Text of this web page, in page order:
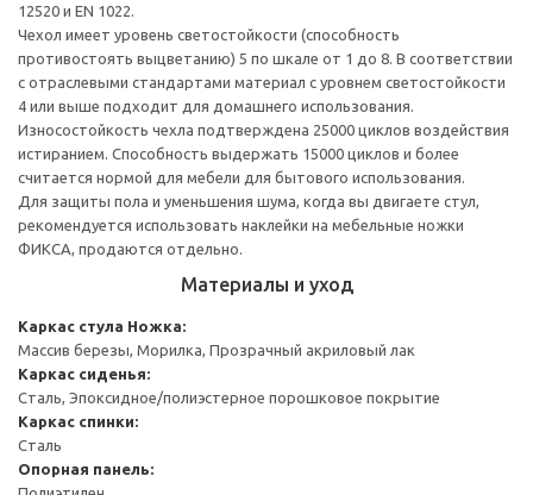
12520 и EN 1022.
Чехол имеет уровень светостойкости (способность
противостоять выцветанию) 5 по шкале от 1 до 8. В соответствии
с отраслевыми стандартами материал с уровнем светостойкости
4 или выше подходит для домашнего использования.
Износостойкость чехла подтверждена 25000 циклов воздействия
истиранием. Способность выдержать 15000 циклов и более
считается нормой для мебели для бытового использования.
Для защиты пола и уменьшения шума, когда вы двигаете стул,
рекомендуется использовать наклейки на мебельные ножки
ФИКСА, продаются отдельно.
Материалы и уход
Каркас стула Ножка:
Массив березы, Морилка, Прозрачный акриловый лак
Каркас сиденья:
Сталь, Эпоксидное/полиэстерное порошковое покрытие
Каркас спинки:
Сталь
Опорная панель: